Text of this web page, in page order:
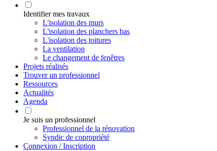
Identifier mes travaux
L'isolation des murs
L'isolation des planchers bas
L'isolation des toitures
La ventilation
Le changement de fenêtres
Projets réalisés
Trouver un professionnel
Ressources
Actualités
Agenda
Je suis un professionnel
Professionnel de la rénovation
Syndic de copropriété
Connexion / Inscription